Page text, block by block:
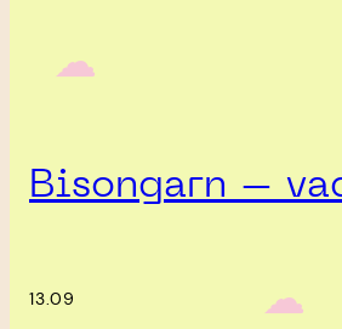
‎ ‎‎ ☁︎‎‎
Bisongarn –
13.09 ‎ ‎‎ ☁︎‎‎